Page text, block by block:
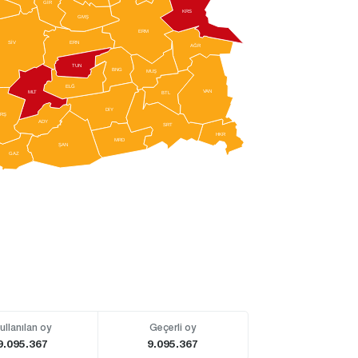
ADY
AĞR
BNG
BTL
DİY
ELĞ
ERN
ERM
GAZ
GİR
GMŞ
HKR
KRS
M LT
MRD
MUŞ
SRT
SİV
TUN
ŞAN
VAN
oy Geçerli oy
9.095.367